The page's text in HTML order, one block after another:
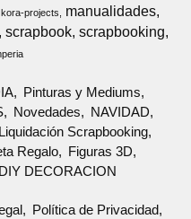
kora-projects manualidades
scrapbook scrapbooking
Pinturas y Mediums
Novedades
NAVIDAD
Liquidación Scrapbooking
Regalo
Figuras 3D
DIY DECORACION
Política de Privacidad